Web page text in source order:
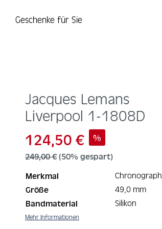
Geschenke für Sie
Jacques Lemans
Liverpool 1-1808D
Verkaufspreis:
124,50 € %
Regulärer Preis:
249,00 € (50% gespart)
Merkmal Chronograph
Größe 49,0 mm
Bandmaterial Silikon
Mehr Informationen